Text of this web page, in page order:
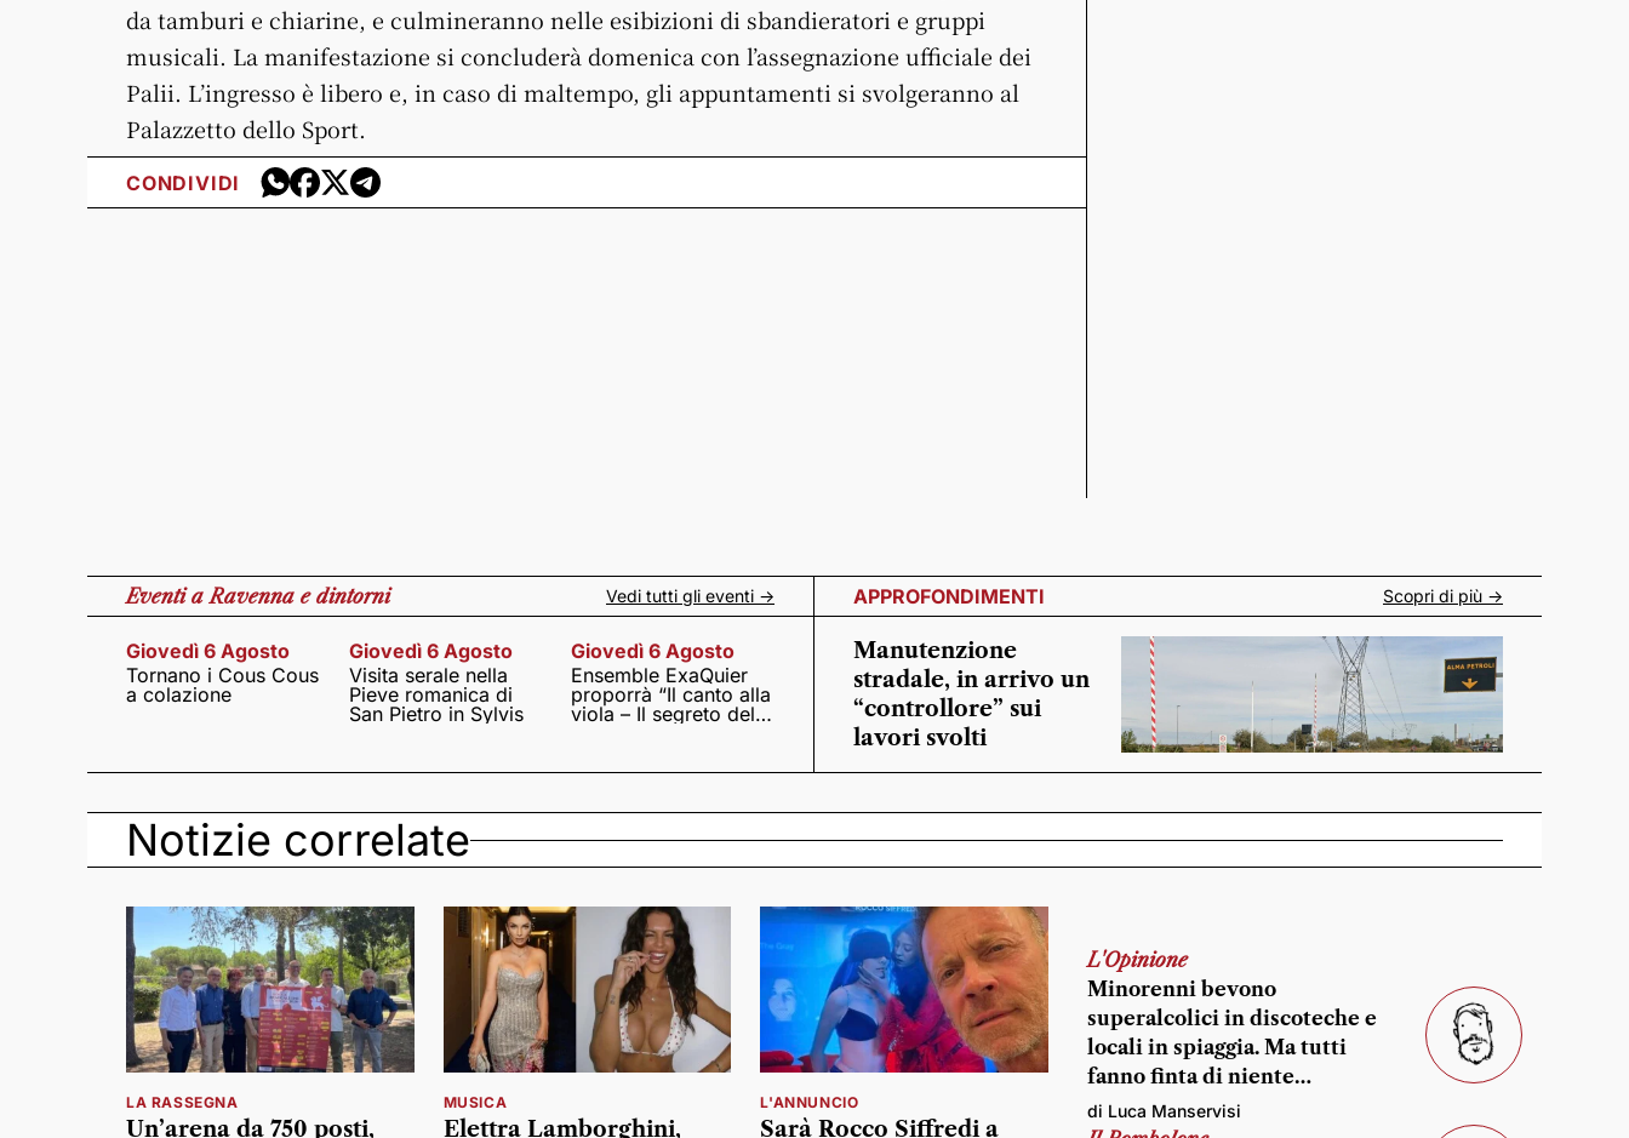
da tamburi e chiarine, e culmineranno nelle esibizioni di sbandieratori e gruppi
musicali. La manifestazione si concluderà domenica con l’assegnazione ufficiale dei
Palii. L’ingresso è libero e, in caso di maltempo, gli appuntamenti si svolgeranno al
Palazzetto dello Sport.
CONDIVIDI
Eventia Ravenna e dintorni Vedi tutti gli eventi ->
Giovedì 6 Agosto
Tornano i Cous Cous
a colazione
Giovedì 6 Agosto
Visita serale nella
Pieve romanica di
San Pietro in Sylvis
Giovedì 6 Agosto
Ensemble ExaQuier
proporrà “Il canto alla
viola – Il segreto del
APPROFONDIMENTI Scopri di più ->
Manutenzione
stradale, in arrivo un
“controllore” sui
lavori svolti
Notizie correlate
LA RASSEGNA
Un’arena da 750 posti,
MUSICA
Elettra Lamborghini,
L'ANNUNCIO
Sarà Rocco Siffredi a
L'Opinione
Minorenni bevono
superalcolici in discoteche e
locali in spiaggia. Ma tutti
fanno finta di niente…
di Luca Manservisi